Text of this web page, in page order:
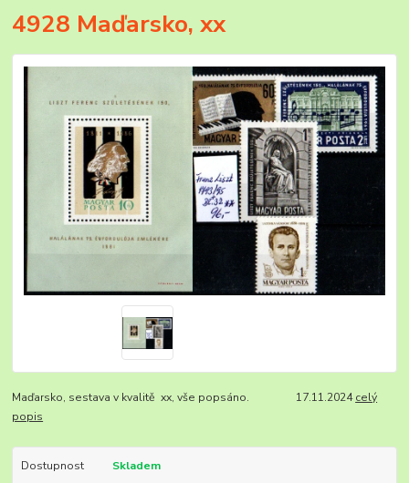
4928 Maďarsko, xx
Maďarsko, sestava v kvalitě xx, vše popsáno. 17.11.2024celý
popis
Dostupnost
Skladem